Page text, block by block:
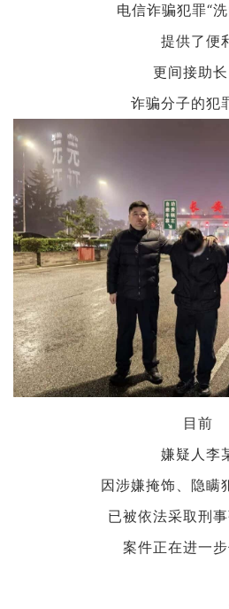
电信诈骗犯罪“
提供了便
更间接助长
诈骗分子的犯
目前
嫌疑人李
因涉嫌掩饰、隐瞒
已被依法采取刑
案件正在进一